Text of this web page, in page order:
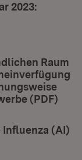
2023:
Raum
(PDF)
(AI)